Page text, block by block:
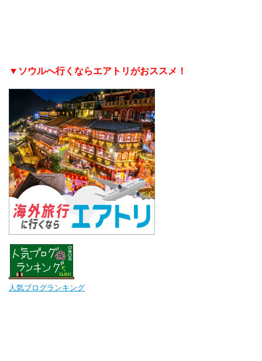
▼ソウルへ行くならエアトリがおススメ！
人気ブログランキング